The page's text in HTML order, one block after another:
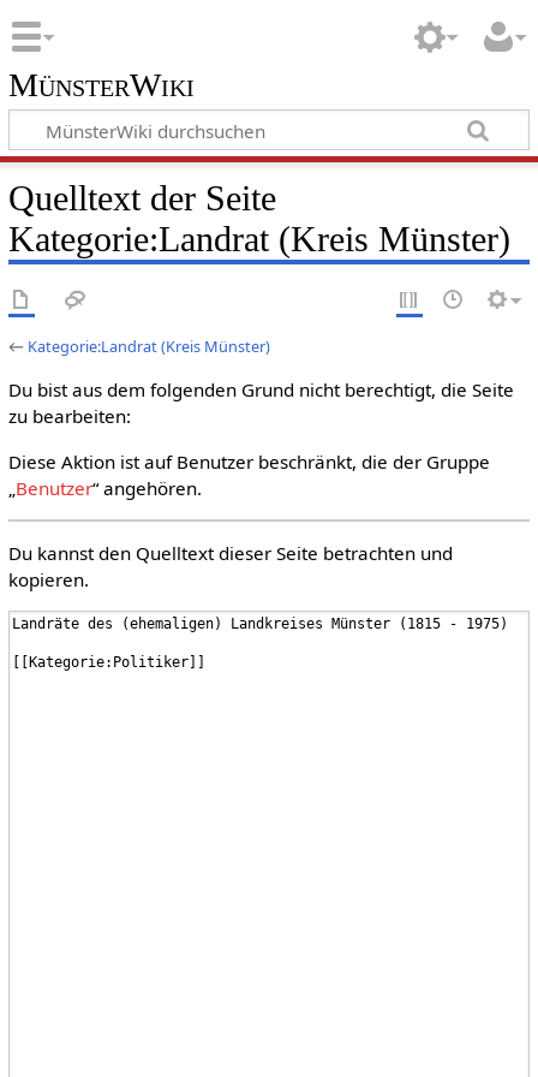
MünsterWiki
Quelltext der Seite
Kategorie:Landrat (Kreis Münster)
← Kategorie:Landrat (Kreis Münster)
Du bist aus dem folgenden Grund nicht berechtigt, die Seite
zu bearbeiten:
Diese Aktion ist auf Benutzer beschränkt, die der Gruppe
Benutzer“ angehören.
Du kannst den Quelltext dieser Seite betrachten und
kopieren.